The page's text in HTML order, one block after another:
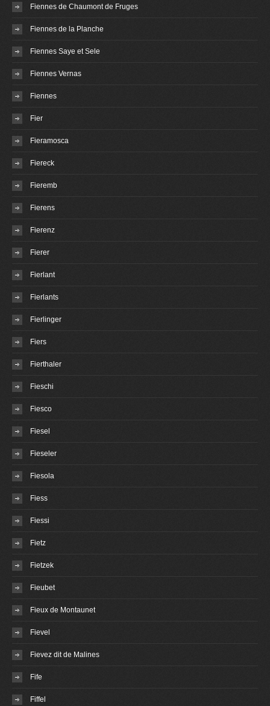
Fiennes de Chaumont de Fruges
Fiennes de la Planche
Fiennes Saye et Sele
Fiennes Vernas
Fiennes
Fier
Fieramosca
Fiereck
Fieremb
Fierens
Fierenz
Fierer
Fierlant
Fierlants
Fierlinger
Fiers
Fierthaler
Fieschi
Fiesco
Fiesel
Fieseler
Fiesola
Fiess
Fiessi
Fietz
Fietzek
Fieubet
Fieux de Montaunet
Fievel
Fievez dit de Malines
Fife
Fiffel